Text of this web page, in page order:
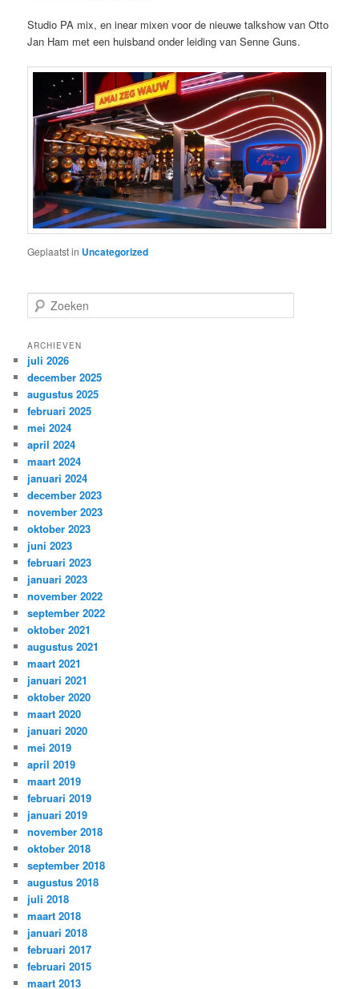
Studio PA mix, en inear mixen voor de nieuwe talkshow van Otto
Jan Ham met een huisband onder leiding van Senne Guns.
Geplaatst in Uncategorized
o
k
e
n
ARCHIEVEN
juli 2026
december 2025
augustus 2025
februari 2025
mei 2024
april 2024
maart 2024
januari 2024
december 2023
november 2023
oktober 2023
juni 2023
februari 2023
januari 2023
november 2022
september 2022
oktober 2021
augustus 2021
maart 2021
januari 2021
oktober 2020
maart 2020
januari 2020
mei 2019
april 2019
maart 2019
februari 2019
januari 2019
november 2018
oktober 2018
september 2018
augustus 2018
juli 2018
maart 2018
januari 2018
februari 2017
februari 2015
maart 2013